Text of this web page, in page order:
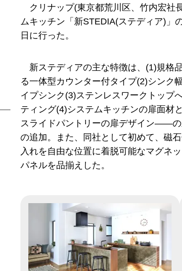
クリナップ(東京都荒川区、竹内宏社
ムキッチン「新STEDIA(ステディア)」
日に行った。
新ステディアの主な特徴は、(1)規格
る一体型カウンター付タイプ(2)シンク
イプシンク(3)ステンレスワークトップ
ティング(4)システムキッチンの扉面材
スライドパントリーの扉デザイン――
の追加。また、同社として初めて、磁
入れを自由な位置に着脱可能なマグネ
パネルを品揃えした。